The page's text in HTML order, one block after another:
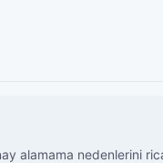
alamama nedenlerini